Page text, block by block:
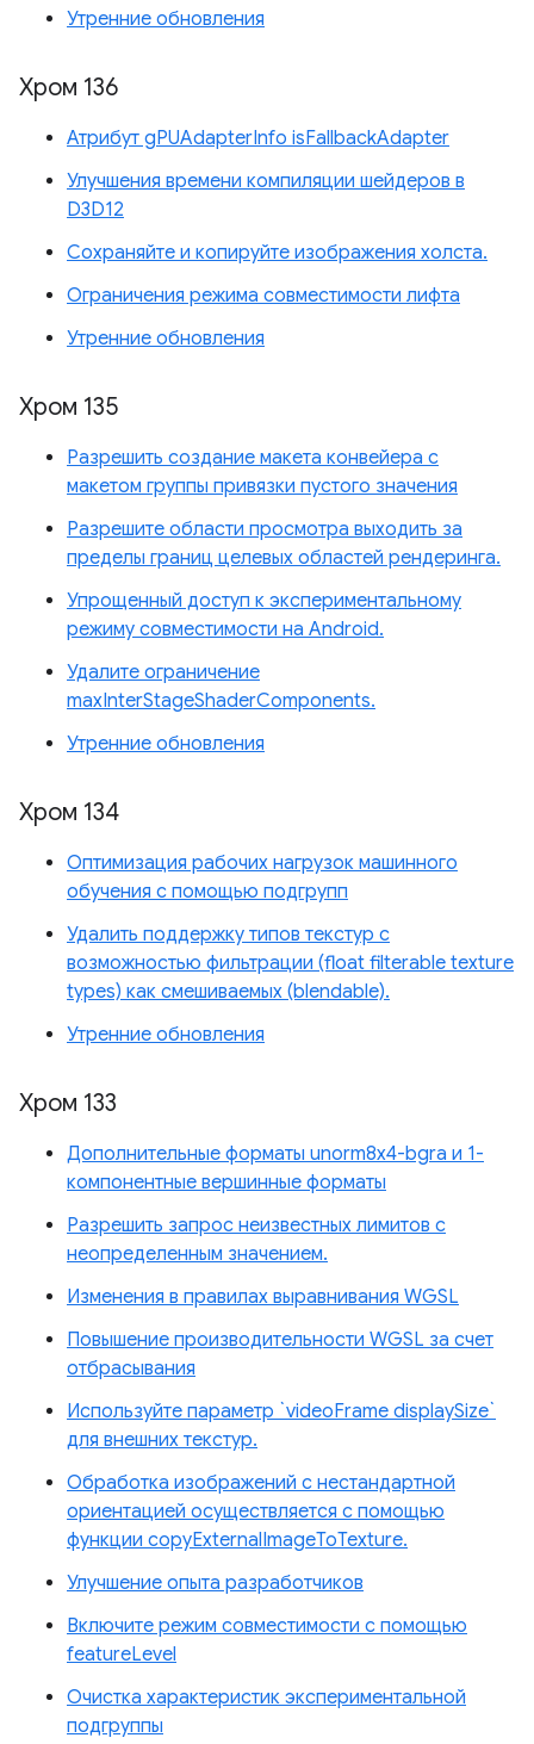
Утренние обновления
Хром 136
Атрибут gPUAdapterInfo isFallbackAdapter
Улучшения времени компиляции шейдеров в
D3D12
Сохраняйте и копируйте изображения холста.
Ограничения режима совместимости лифта
Утренние обновления
Хром 135
Разрешить создание макета конвейера с
макетом группы привязки пустого значения
Разрешите области просмотра выходить за
пределы границ целевых областей рендеринга.
Упрощенный доступ к экспериментальному
режиму совместимости на Android.
Удалите ограничение
maxInterStageShaderComponents.
Утренние обновления
Хром 134
Оптимизация рабочих нагрузок машинного
обучения с помощью подгрупп
Удалить поддержку типов текстур с
возможностью фильтрации (float filterable texture
types) как смешиваемых (blendable).
Утренние обновления
Хром 133
Дополнительные форматы unorm8x4-bgra и 1-
компонентные вершинные форматы
Разрешить запрос неизвестных лимитов с
неопределенным значением.
Изменения в правилах выравнивания WGSL
Повышение производительности WGSL за счет
отбрасывания
Используйте параметр `videoFrame displaySize`
для внешних текстур.
Обработка изображений с нестандартной
ориентацией осуществляется с помощью
функции copyExternalImageToTexture.
Улучшение опыта разработчиков
Включите режим совместимости с помощью
featureLevel
Очистка характеристик экспериментальной
подгруппы